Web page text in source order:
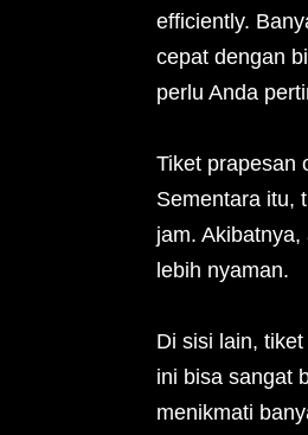
efficiently.
cepat dengan
perlu Anda
Tiket prapesan
Sementara itu,
jam.
lebih nyaman.
Di sisi lain,
ini bisa sangat
menikmati